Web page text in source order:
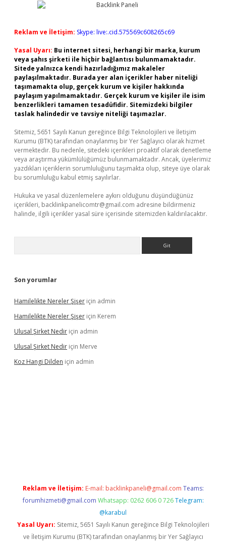
Reklam ve İletişim: Skype: live:.cid.575569c608265c69
Yasal Uyarı: Bu internet sitesi, herhangi bir marka, kurum
veya şahıs şirketi ile hiçbir bağlantısı bulunmamaktadır.
Sitede yalnızca kendi hazırladığımız makaleler
paylaşılmaktadır. Burada yer alan içerikler haber niteliği
taşımamakta olup, gerçek kurum ve kişiler hakkında
paylaşım yapılmamaktadır. Gerçek kurum ve kişiler ile isim
benzerlikleri tamamen tesadüfidir. Sitemizdeki bilgiler
taslak halindedir ve tavsiye niteliği taşımazlar.
Sitemiz, 5651 Sayılı Kanun gereğince Bilgi Teknolojileri ve İletişim
Kurumu (BTK) tarafından onaylanmış bir Yer Sağlayıcı olarak hizmet
vermektedir. Bu nedenle, sitedeki içerikleri proaktif olarak denetleme
veya araştırma yükümlülüğümüz bulunmamaktadır. Ancak, üyelerimiz
yazdıkları içeriklerin sorumluluğunu taşımakta olup, siteye üye olarak
bu sorumluluğu kabul etmiş sayılırlar.
Hukuka ve yasal düzenlemelere aykırı olduğunu düşündüğünüz
içerikleri, backlinkpanelicomtr@gmail.com adresine bildirmeniz
halinde, ilgili içerikler yasal süre içerisinde sitemizden kaldırılacaktır.
Son yorumlar
Hamilelikte Nereler Şişer için admin
Hamilelikte Nereler Şişer için Kerem
Ulusal Şirket Nedir için admin
Ulusal Şirket Nedir için Merve
Koz Hangi Dilden için admin
Reklam ve İletişim: E-mail: backlinkpaneli@gmail.com Teams:
forumhizmeti@gmail.com Whatsapp: 0262 606 0 726 Telegram:
@karabul
Yasal Uyarı: Sitemiz, 5651 Sayılı Kanun gereğince Bilgi Teknolojileri
ve İletişim Kurumu (BTK) tarafından onaylanmış bir Yer Sağlayıcı